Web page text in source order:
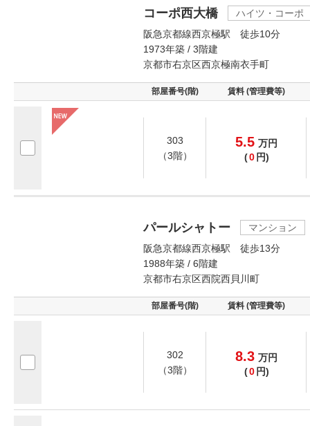
コーポ西大橋
ハイツ・コーポ
阪急京都線西京極駅 徒歩10分
1973年築 / 3階建
京都市右京区西京極南衣手町
部屋番号(階) 賃料 (管理費等)
303
（3階）
5.5 万円
(0 円)
パールシャトー
マンション
阪急京都線西京極駅 徒歩13分
1988年築 / 6階建
京都市右京区西院西貝川町
部屋番号(階) 賃料 (管理費等)
302
（3階）
8.3 万円
(0 円)